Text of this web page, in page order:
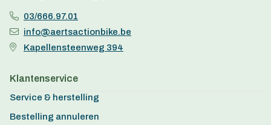
03/666.97.01
info@aertsactionbike.be
Kapellensteenweg 394
Klantenservice
Service & herstelling
Bestelling annuleren